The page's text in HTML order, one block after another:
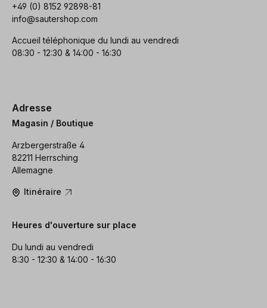
+49 (0) 8152 92898-81
info@sautershop.com
Accueil téléphonique du lundi au vendredi
08:30 - 12:30 & 14:00 - 16:30
Adresse
Magasin / Boutique
Arzbergerstraße 4
82211 Herrsching
Allemagne
Itinéraire
Heures d'ouverture sur place
Du lundi au vendredi
8:30 - 12:30 & 14:00 - 16:30